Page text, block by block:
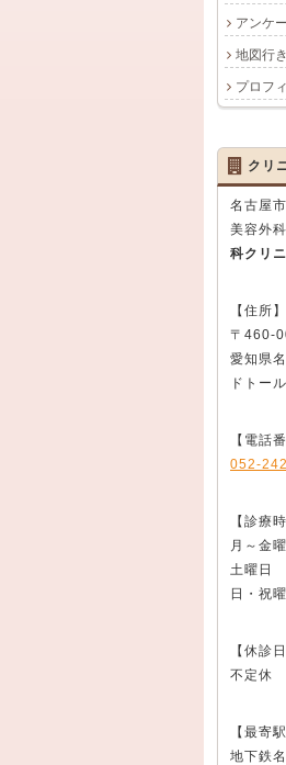
アンケ
地図行
プロフ
クリ
名古屋
美容外科
科クリニ
【住所】
〒460-
愛知県
ドトー
【電話
052-
【診療
月～金
土曜日
日・祝
【休診日
不定休
【最寄駅
地下鉄